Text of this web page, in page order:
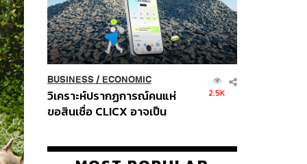
BUSINESS/ ECONOMIC
วิเคราะห์ปรากฏการณ์คนแห่
ขอสินเชื่อ CLICX อาจเป็น
ปัญหาหนี้ครัวเรือนไทยที่ถูกซุก
2.5K